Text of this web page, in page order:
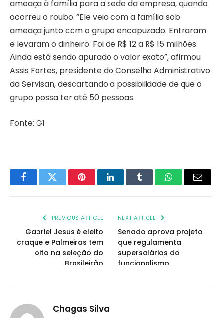
ameaça à família para a sede da empresa, quando
ocorreu o roubo. “Ele veio com a família sob
ameaça junto com o grupo encapuzado. Entraram
e levaram o dinheiro. Foi de R$ 12 a R$ 15 milhões.
Ainda está sendo apurado o valor exato”, afirmou
Assis Fortes, presidente do Conselho Administrativo
da Servisan, descartando a possibilidade de que o
grupo possa ter até 50 pessoas.
Fonte: G1
FacebookTwitter PinterestLinkedInTumblr WhatsAppEmail
PREVIOUS ARTICLE
Gabriel Jesus é eleito
craque e Palmeiras tem
oito na seleção do
Brasileirão
NEXT ARTICLE
Senado aprova projeto
que regulamenta
supersalários do
funcionalismo
Chagas Silva